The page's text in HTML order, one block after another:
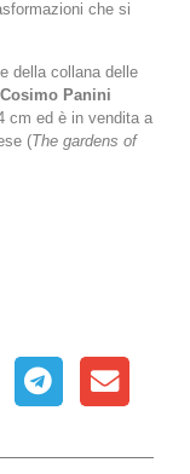
che si
della collana delle
Panini
cm ed è in vendita a
(The gardens of